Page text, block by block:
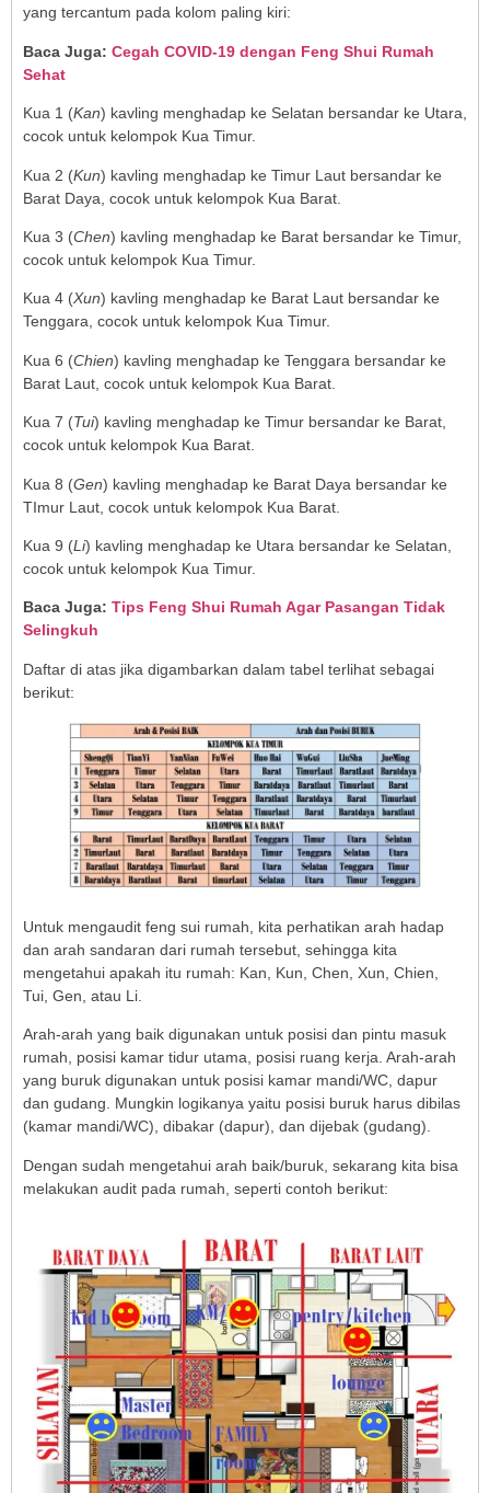
yang tercantum pada kolom paling kiri:
Baca Juga: Cegah COVID-19 dengan Feng Shui Rumah
Sehat
Kua 1 (Kan) kavling menghadap ke Selatan bersandar ke Utara,
cocok untuk kelompok Kua Timur.
Kua 2 (Kun) kavling menghadap ke Timur Laut bersandar ke
Barat Daya, cocok untuk kelompok Kua Barat.
Kua 3 (Chen) kavling menghadap ke Barat bersandar ke Timur,
cocok untuk kelompok Kua Timur.
Kua 4 (Xun) kavling menghadap ke Barat Laut bersandar ke
Tenggara, cocok untuk kelompok Kua Timur.
Kua 6 (Chien) kavling menghadap ke Tenggara bersandar ke
Barat Laut, cocok untuk kelompok Kua Barat.
Kua 7 (Tui) kavling menghadap ke Timur bersandar ke Barat,
cocok untuk kelompok Kua Barat.
Kua 8 (Gen) kavling menghadap ke Barat Daya bersandar ke
TImur Laut, cocok untuk kelompok Kua Barat.
Kua 9 (Li) kavling menghadap ke Utara bersandar ke Selatan,
cocok untuk kelompok Kua Timur.
Baca Juga: Tips Feng Shui Rumah Agar Pasangan Tidak
Selingkuh
Daftar di atas jika digambarkan dalam tabel terlihat sebagai
berikut:
Untuk mengaudit feng sui rumah, kita perhatikan arah hadap
dan arah sandaran dari rumah tersebut, sehingga kita
mengetahui apakah itu rumah: Kan, Kun, Chen, Xun, Chien,
Tui, Gen, atau Li.
Arah-arah yang baik digunakan untuk posisi dan pintu masuk
rumah, posisi kamar tidur utama, posisi ruang kerja. Arah-arah
yang buruk digunakan untuk posisi kamar mandi/WC, dapur
dan gudang. Mungkin logikanya yaitu posisi buruk harus dibilas
(kamar mandi/WC), dibakar (dapur), dan dijebak (gudang).
Dengan sudah mengetahui arah baik/buruk, sekarang kita bisa
melakukan audit pada rumah, seperti contoh berikut: